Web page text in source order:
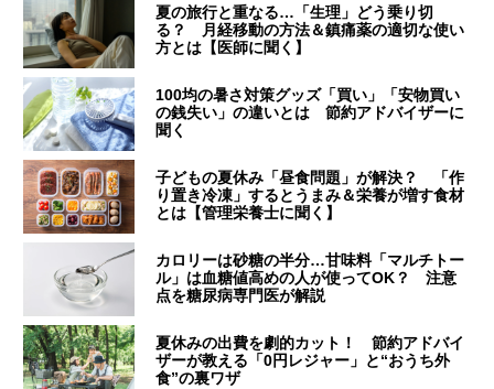
夏の旅行と重なる…「生理」どう乗り切
る？ 月経移動の方法＆鎮痛薬の適切な使い
方とは【医師に聞く】
100均の暑さ対策グッズ「買い」「安物買い
の銭失い」の違いとは 節約アドバイザーに
聞く
子どもの夏休み「昼食問題」が解決？ 「作
り置き冷凍」するとうまみ＆栄養が増す食材
とは【管理栄養士に聞く】
カロリーは砂糖の半分…甘味料「マルチトー
ル」は血糖値高めの人が使ってOK？ 注意
点を糖尿病専門医が解説
夏休みの出費を劇的カット！ 節約アドバイ
ザーが教える「0円レジャー」と“おうち外
食”の裏ワザ